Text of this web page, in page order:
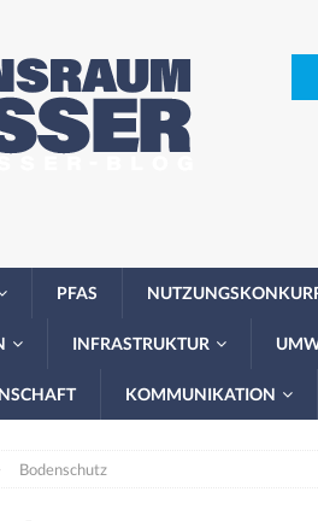
PFAS
INFRASTRUKTUR
KOMMUNIKATION
Bodenschutz